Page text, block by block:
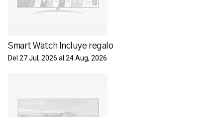
Smart Watch Incluye regalo
Del 27 Jul, 2026 al 24 Aug, 2026